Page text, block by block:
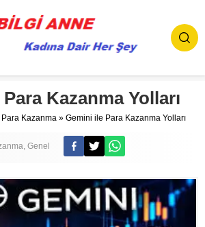
Kazanma Yolları
Para Kazanma » Gemini ile Para Kazanma Yolları
Genel